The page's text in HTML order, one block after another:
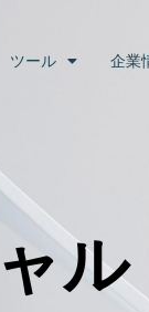
ツール 企業